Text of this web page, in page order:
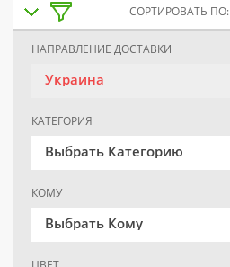
СОРТИРОВАТЬ ПО:
НАПРАВЛЕНИЕ ДОСТАВКИ
Украина
КАТЕГОРИЯ
Выбрать Категорию
КОМУ
Выбрать Кому